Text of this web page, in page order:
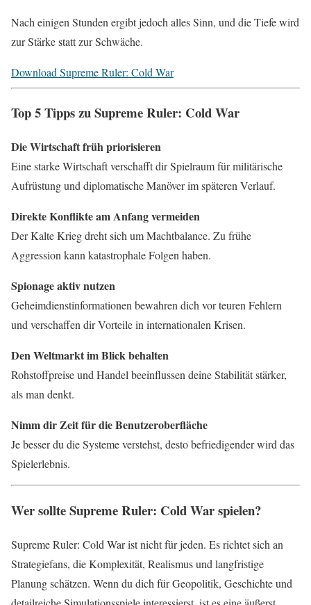
Nach einigen Stunden ergibt jedoch alles Sinn, und die Tiefe wird
zur Stärke statt zur Schwäche.
Download Supreme Ruler: Cold War
Top 5 Tipps zu Supreme Ruler: Cold War
Die Wirtschaft früh priorisieren
Eine starke Wirtschaft verschafft dir Spielraum für militärische
Aufrüstung und diplomatische Manöver im späteren Verlauf.
Direkte Konflikte am Anfang vermeiden
Der Kalte Krieg dreht sich um Machtbalance. Zu frühe
Aggression kann katastrophale Folgen haben.
Spionage aktiv nutzen
Geheimdienstinformationen bewahren dich vor teuren Fehlern
und verschaffen dir Vorteile in internationalen Krisen.
Den Weltmarkt im Blick behalten
Rohstoffpreise und Handel beeinflussen deine Stabilität stärker,
als man denkt.
Nimm dir Zeit für die Benutzeroberfläche
Je besser du die Systeme verstehst, desto befriedigender wird das
Spielerlebnis.
Wer sollte Supreme Ruler: Cold War spielen?
Supreme Ruler: Cold War ist nicht für jeden. Es richtet sich an
Strategiefans, die Komplexität, Realismus und langfristige
Planung schätzen. Wenn du dich für Geopolitik, Geschichte und